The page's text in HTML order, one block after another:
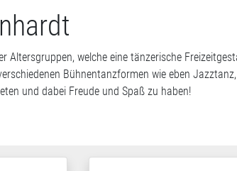
Altersgruppen, welche eine tänzerische
Bühnentanzformen wie eben
und dabei Freude und Spaß zu haben!